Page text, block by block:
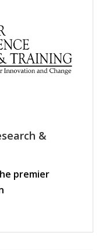
&
premier